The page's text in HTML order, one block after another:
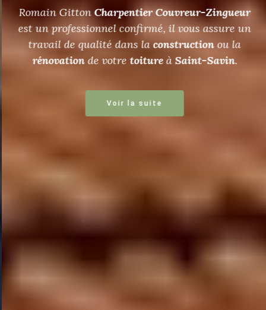
Romain GittonCharpentier Couvreur-Zingueur
est un professionnel confirmé, il vous assure un
travail de qualité dans la constructionou la
rénovationde votre toitureà Saint-Savin.
Voir la suite